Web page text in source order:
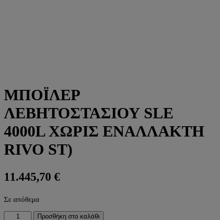
ΜΠΟΪΛΕΡ
ΛΕΒΗΤΟΣΤΑΣΙΟΥ SLE
4000L ΧΩΡΙΣ ΕΝΑΛΛΑΚΤΗ
RIVO ST)
11.445,70 €
Σε απόθεμα
ΜΠΟΪΛΕΡΠροσθήκη στο καλάθι